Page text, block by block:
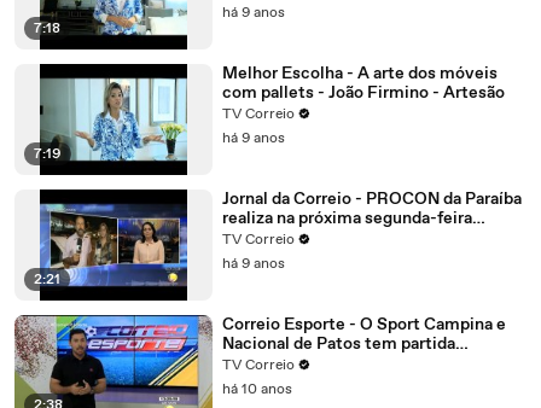
7:18
há 9 anos
7:19
Melhor Escolha - A arte dos móveis
com pallets - João Firmino - Artesão
TV Correio
há 9 anos
2:21
Jornal da Correio - PROCON da Paraíba
realiza na próxima segunda-feira
mutirão online para negociação de
dívidas
TV Correio
há 9 anos
Correio Esporte - O Sport Campina e
Nacional de Patos tem partida
importante.
TV Correio
há 10 anos